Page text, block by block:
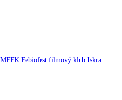
MFFK Febiofest filmový klub Iskra